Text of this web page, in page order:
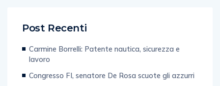
Post Recenti
Carmine Borrelli: Patente nautica, sicurezza e
lavoro
Congresso FI, senatore De Rosa scuote gli azzurri